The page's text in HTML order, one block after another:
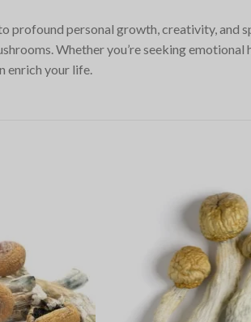
profound personal growth, creativity, and
Whether you’re seeking emotional
enrich your life.